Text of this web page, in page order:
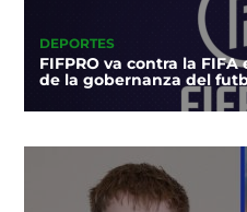
DEPORTES
FIFPRO va contra la
de la gobernanza del